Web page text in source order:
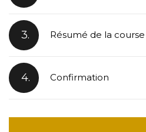
3. Résumé de la course
4. Confirmation